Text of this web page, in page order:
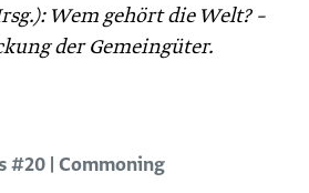
Wem gehört die Welt? –
der Gemeingüter.
#20 | Commoning